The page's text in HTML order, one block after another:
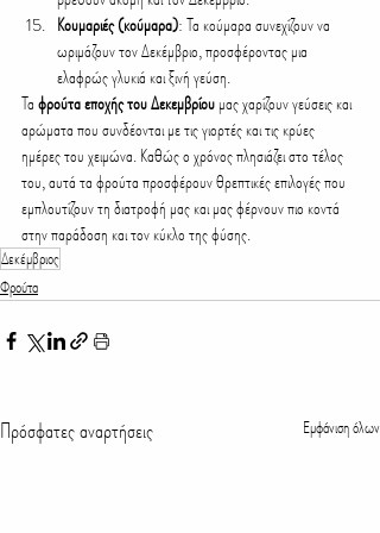
Κουμαριές (κούμαρα): Τα κούμαρα συνεχίζουν να
ωριμάζουν τον Δεκέμβριο, προσφέροντας μια
ελαφρώς γλυκιά και ξινή γεύση.
Τα φρούτα εποχής του Δεκεμβρίου μας χαρίζουν γεύσεις και
αρώματα που συνδέονται με τις γιορτές και τις κρύες
ημέρες του χειμώνα. Καθώς ο χρόνος πλησιάζει στο τέλος
του, αυτά τα φρούτα προσφέρουν θρεπτικές επιλογές που
εμπλουτίζουν τη διατροφή μας και μας φέρνουν πιο κοντά
στην παράδοση και τον κύκλο της φύσης.
Δεκέμβριος
Φρούτα
Πρόσφατες αναρτήσεις Εμφάνιση όλων